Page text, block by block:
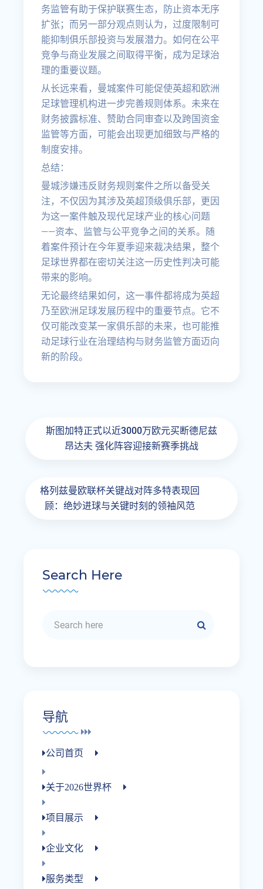
务监管有助于保护联赛生态，防止资本无序
扩张；而另一部分观点则认为，过度限制可
能抑制俱乐部投资与发展潜力。如何在公平
竞争与商业发展之间取得平衡，成为足球治
理的重要议题。
从长远来看，曼城案件可能促使英超和欧洲
足球管理机构进一步完善规则体系。未来在
财务披露标准、赞助合同审查以及跨国资金
监管等方面，可能会出现更加细致与严格的
制度安排。
总结：
曼城涉嫌违反财务规则案件之所以备受关
注，不仅因为其涉及英超顶级俱乐部，更因
为这一案件触及现代足球产业的核心问题
——资本、监管与公平竞争之间的关系。随
着案件预计在今年夏季迎来裁决结果，整个
足球世界都在密切关注这一历史性判决可能
带来的影响。
无论最终结果如何，这一事件都将成为英超
乃至欧洲足球发展历程中的重要节点。它不
仅可能改变某一家俱乐部的未来，也可能推
动足球行业在治理结构与财务监管方面迈向
新的阶段。
斯图加特正式以近3000万欧元买断德尼兹
昂达夫 强化阵容迎接新赛季挑战
格列兹曼欧联杯关键战对阵多特表现回
顾：绝妙进球与关键时刻的领袖风范
Search Here
导航
公司首页
关于2026世界杯
项目展示
企业文化
服务类型